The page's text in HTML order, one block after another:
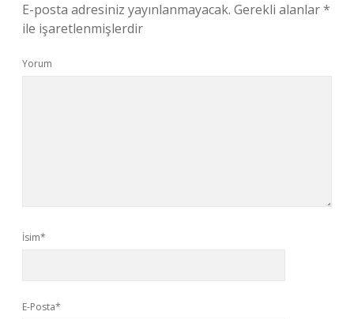
E-posta adresiniz yayınlanmayacak. Gerekli alanlar*
ile işaretlenmişlerdir
Yorum
İsim*
E-Posta*